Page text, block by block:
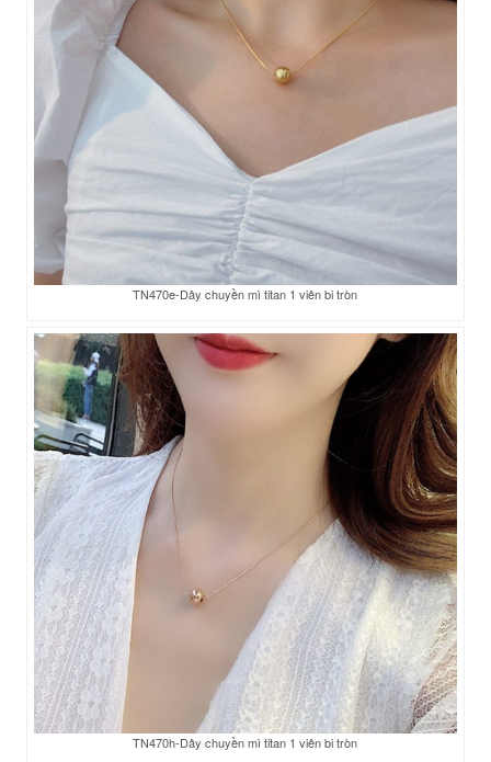
TN470e-Dây chuyền mì titan 1 viên bi tròn
TN470h-Dây chuyền mì titan 1 viên bi tròn